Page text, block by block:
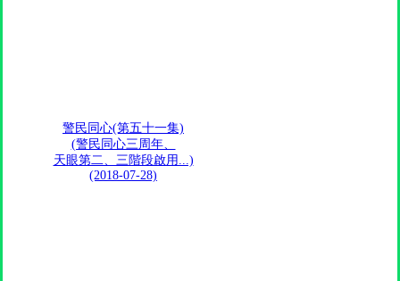
警民同心(第五十一集)
(警民同心三周年、
天眼第二、三階段啟用...)
(2018-07-28)